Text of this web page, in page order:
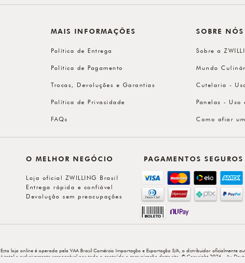
MAIS INFORMAÇÕES
Política de Entrega
Política de Pagamento
Trocas, Devoluções e Garantias
Política de Privacidade
FAQs
SOBRE NÓS
Sobre a
Mundo
Cutelaria -
Panelas - Uso
Como afiar
O MELHOR NEGÓCIO
Loja oficial ZWILLING Brasil
Entrega rápida e confiável
Devolução sem preocupações
PAGAMENTOS SEGUROS
Esta loja online é operada pela VAA Brasil Comércio Importação e Exportação S/A, o distribuidor oficialmente
é total e exclusivamente responsável por todo o conteúdo e comunicação deste site. © Copyright 2026 - Av.